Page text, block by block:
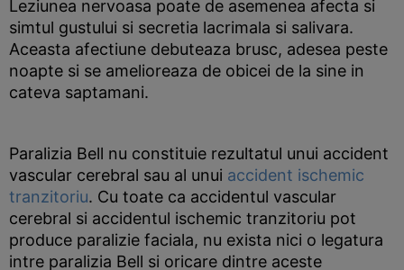
Leziunea nervoasa poate de asemenea afecta si
simtul gustului si secretia lacrimala si salivara.
Aceasta afectiune debuteaza brusc, adesea peste
noapte si se amelioreaza de obicei de la sine in
cateva saptamani.
Paralizia Bell nu constituie rezultatul unui accident
vascular cerebral sau al unui accident ischemic
tranzitoriu. Cu toate ca accidentul vascular
cerebral si accidentul ischemic tranzitoriu pot
produce paralizie faciala, nu exista nici o legatura
intre paralizia Bell si oricare dintre aceste